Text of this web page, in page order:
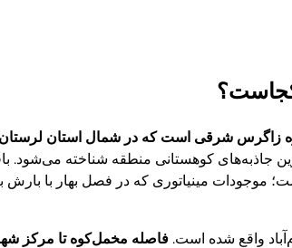
زاگرس شرقی است که در شمال استان لرستان
جاذبه‌های کوهستانی منطقه شناخته
موجودات مینیاتوری که در فصل بهار با بارش
واقع شده است. فاصله مخمل‌کوه تا مرکز شهر خرم‌آباد